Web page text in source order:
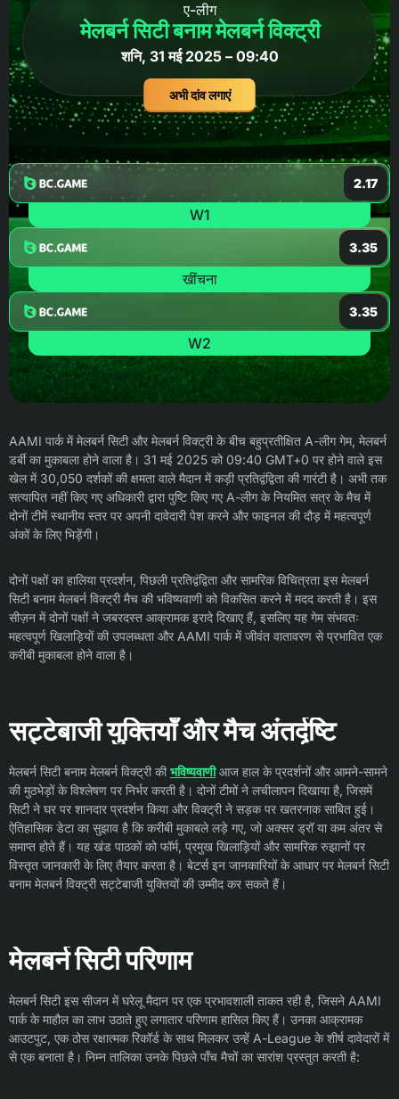
ए-लीग
मेलबर्न सिटी बनाम मेलबर्न विक्ट्री
शनि, 31 मई 2025 – 09:40
अभी दांव लगाएं
2.17
W1
3.35
खींचना
3.35
W2
AAMI पार्क में मेलबर्न सिटी और मेलबर्न विक्ट्री के बीच बहुप्रतीक्षित A-लीग गेम, मेलबर्न
डर्बी का मुकाबला होने वाला है। 31 मई 2025 को 09:40 GMT+0 पर होने वाले इस
खेल में 30,050 दर्शकों की क्षमता वाले मैदान में कड़ी प्रतिद्वंद्विता की गारंटी है। अभी तक
सत्यापित नहीं किए गए अधिकारी द्वारा पुष्टि किए गए A-लीग के नियमित सत्र के मैच में
दोनों टीमें स्थानीय स्तर पर अपनी दावेदारी पेश करने और फाइनल की दौड़ में महत्वपूर्ण
अंकों के लिए भिड़ेंगी।
दोनों पक्षों का हालिया प्रदर्शन, पिछली प्रतिद्वंद्विता और सामरिक विचित्रता इस मेलबर्न
सिटी बनाम मेलबर्न विक्ट्री मैच की भविष्यवाणी को विकसित करने में मदद करती है। इस
सीज़न में दोनों पक्षों ने जबरदस्त आक्रामक इरादे दिखाए हैं, इसलिए यह गेम संभवतः
महत्वपूर्ण खिलाड़ियों की उपलब्धता और AAMI पार्क में जीवंत वातावरण से प्रभावित एक
करीबी मुकाबला होने वाला है।
सट्टेबाजी युक्तियाँ और मैच अंतर्दृष्टि
मेलबर्न सिटी बनाम मेलबर्न विक्ट्री कीभविष्यवाणीआज हाल के प्रदर्शनों और आमने-सामने
की मुठभेड़ों के विश्लेषण पर निर्भर करती है। दोनों टीमों ने लचीलापन दिखाया है, जिसमें
सिटी ने घर पर शानदार प्रदर्शन किया और विक्ट्री ने सड़क पर खतरनाक साबित हुई।
ऐतिहासिक डेटा का सुझाव है कि करीबी मुकाबले लड़े गए, जो अक्सर ड्रॉ या कम अंतर से
समाप्त होते हैं। यह खंड पाठकों को फॉर्म, प्रमुख खिलाड़ियों और सामरिक रुझानों पर
विस्तृत जानकारी के लिए तैयार करता है। बेटर्स इन जानकारियों के आधार पर मेलबर्न सिटी
बनाम मेलबर्न विक्ट्री सट्टेबाजी युक्तियों की उम्मीद कर सकते हैं।
मेलबर्न सिटी परिणाम
मेलबर्न सिटी इस सीजन में घरेलू मैदान पर एक प्रभावशाली ताकत रही है, जिसने AAMI
पार्क के माहौल का लाभ उठाते हुए लगातार परिणाम हासिल किए हैं। उनका आक्रामक
आउटपुट, एक ठोस रक्षात्मक रिकॉर्ड के साथ मिलकर उन्हें A-League के शीर्ष दावेदारों में
से एक बनाता है। निम्न तालिका उनके पिछले पाँच मैचों का सारांश प्रस्तुत करती है: